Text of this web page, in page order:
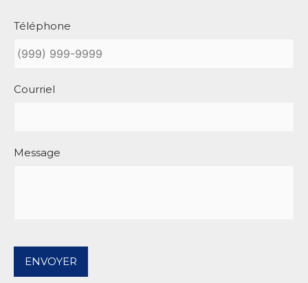
Téléphone
Courriel
Message
ENVOYER